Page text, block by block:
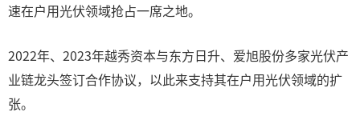
速在户用光伏领域抢占一席之地。
2022年、2023年越秀资本与东方日升、爱旭股份多家光伏产
业链龙头签订合作协议，以此来支持其在户用光伏领域的扩
张。